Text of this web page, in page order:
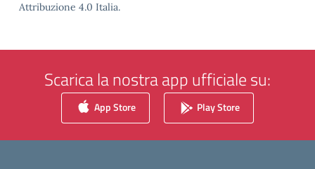
Attribuzione 4.0 Italia.
Scarica la nostra app ufficiale su:
App Store Play Store